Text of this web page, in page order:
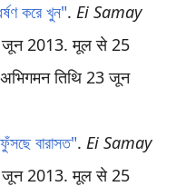
করে খুন". Ei Samay
2013. मूल से 25
तिथि 23 जून
ফুঁসছে বারাসত". Ei Samay
2013. मूल से 25